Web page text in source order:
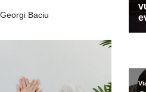
Georgi Baciu